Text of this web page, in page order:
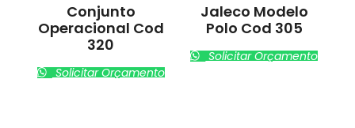
Conjunto
Operacional Cod
320
Solicitar Orçamento
Jaleco Modelo
Polo Cod 305
Solicitar Orçamento